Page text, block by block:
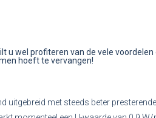
u wel profiteren van de vele
hoeft te vervangen!
uitgebreid met steeds beter